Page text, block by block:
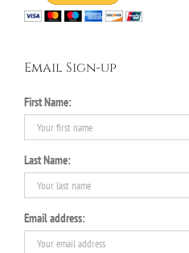
Email Sign-up
First Name:
Last Name:
Email address: